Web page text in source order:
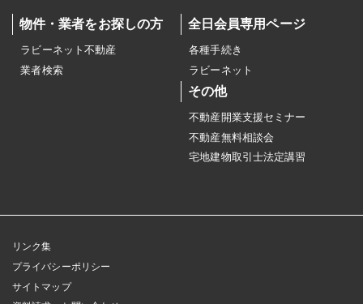
物件・業者をお探しの方
ラビーネット不動産
業者検索
全日会員専用ページ
各種手続き
ラビーネット
その他
不動産開業支援セミナー
不動産無料相談会
宅地建物取引士法定講習
リンク集
プライバシーポリシー
サイトマップ